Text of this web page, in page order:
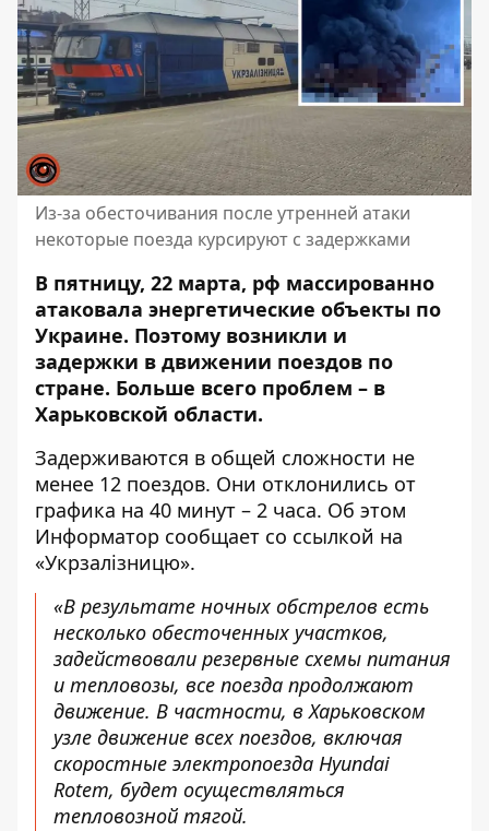
Из-за обесточивания после утренней атаки
некоторые поезда курсируют с задержками
В пятницу, 22 марта, рф массированно
атаковала энергетические объекты по
Украине. Поэтому возникли и
задержки в движении поездов по
стране. Больше всего проблем – в
Харьковской области.
Задерживаются в общей сложности не
менее 12 поездов. Они отклонились от
графика на 40 минут – 2 часа. Об этом
Информатор сообщает со ссылкой на
«Укрзалізницю».
«В результате ночных обстрелов есть
несколько обесточенных участков,
задействовали резервные схемы питания
и тепловозы, все поезда продолжают
движение. В частности, в Харьковском
узле движение всех поездов, включая
скоростные электропоезда Hyundai
Rotem, будет осуществляться
тепловозной тягой.